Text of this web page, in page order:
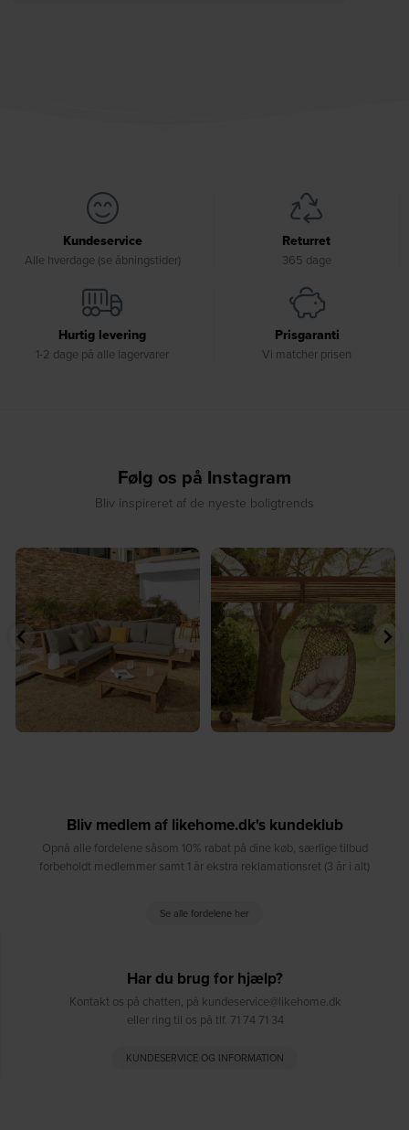
Kundeservice
Alle hverdage (se åbningstider)
Returret
365 dage
Hurtig levering
1-2 dage på alle lagervarer
Prisgaranti
Vi matcher prisen
Følg os på Instagram
Bliv inspireret af de nyeste boligtrends
☀️ Find dit yndlingssted denne
8 0
🤍 Rå materialer møder tidløst design⁠
...
9 0
Bliv medlem af likehome.dk's kundeklub
Opnå alle fordelene såsom 10% rabat på dine køb, særlige tilbud
forbeholdt medlemmer samt 1 år ekstra reklamationsret (3 år i alt)
Se alle fordelene her
Har du brug for hjælp?
Kontakt os på chatten, på kundeservice@likehome.dk
eller ring til os på tlf. 71 74 71 34
KUNDESERVICE OG INFORMATION